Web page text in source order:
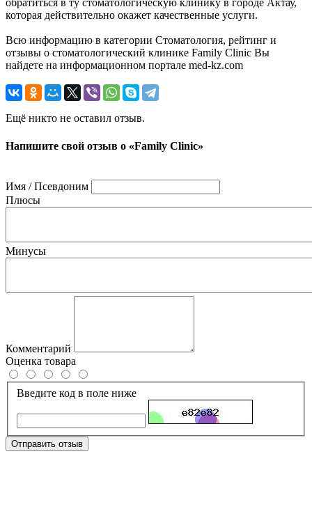
обратиться в ту стоматологическую клинику в городе Актау,
которая действительно окажет качественные услуги.
Всю информацию в категории Стоматология, рейтинг и
отзывы о стоматологический клинике Family Clinic Вы
найдете на информационном портале med-kz.com
Ещё никто не оставил отзыв.
Напишите свой отзыв о «Family Clinic»
Имя / Псевдоним
Плюсы
Минусы
Комментарий
Оценка товара
Введите код в поле ниже
Отправить отзыв